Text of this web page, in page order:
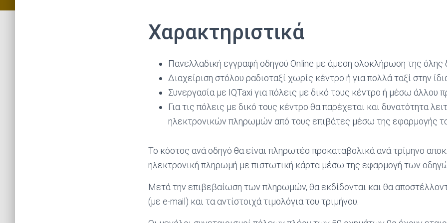
Χαρακτηριστικά
Πανελλαδική εγγραφή οδηγού Online με άμεση ολοκλήρωση της όλης
Διαχείριση στόλου ραδιοταξί χωρίς κέντρο ή για πολλά ταξί στην
Συνεργασία με IQTaxi για πόλεις με δικό τους κέντρο ή μέσω άλλου
Για τις πόλεις με δικό τους κέντρο θα παρέχεται και δυνατότητα
ηλεκτρονικών πληρωμών από τους επιβάτες μέσω της εφαρμογής
Το κόστος ανά οδηγό θα είναι πληρωτέο προκαταβολικά ανά τρίμηνο
ηλεκτρονική πληρωμή με πιστωτική κάρτα μέσω της εφαρμογή των
Μετά την επιβεβαίωση των πληρωμών, θα εκδίδονται και θα
(με e-mail) και τα αντίστοιχά τιμολόγια του τριμήνου.